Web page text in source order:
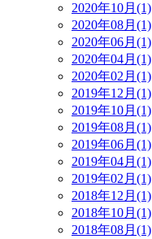
2020年10月(1)
2020年08月(1)
2020年06月(1)
2020年04月(1)
2020年02月(1)
2019年12月(1)
2019年10月(1)
2019年08月(1)
2019年06月(1)
2019年04月(1)
2019年02月(1)
2018年12月(1)
2018年10月(1)
2018年08月(1)